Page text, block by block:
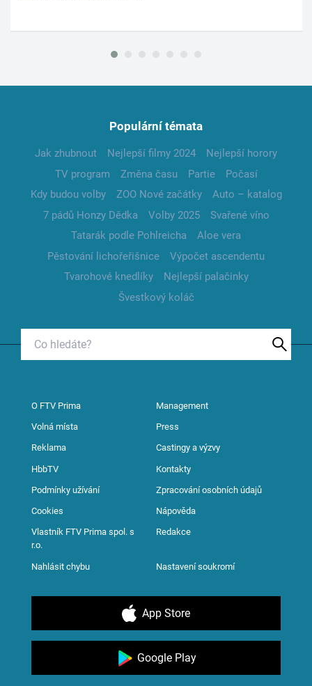
Populární témata
Jak zhubnout Nejlepší filmy 2024
Nejlepší horory
TV program
Změna času Partie
Počasí
Kdy budou volby
ZOO Nové začátky
Auto – katalog
7 pádů Honzy Dědka
Volby 2025
Svařené víno
Tatarák podle Pohlreicha
Aloe vera
Pěstování lichořeřišnice
Výpočet ascendentu
Tvarohové knedlíky
Nejlepší palačinky
Švestkový koláč
O FTV Prima Management
Volná místa Press
Reklama Castingy a výzvy
HbbTV Kontakty
Podmínky užívání Zpracování osobních údajů
Cookies Nápověda
Vlastník FTV Prima spol. s
r.o.
Redakce
Nahlásit chybu Nastavení soukromí
App Store
Google Play